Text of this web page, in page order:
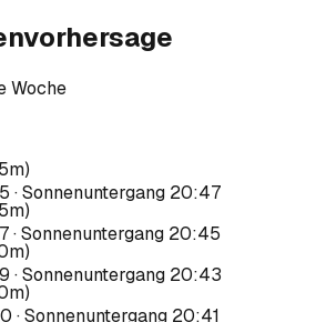
Woche
)
·Sonnenuntergang 20:47
)
·Sonnenuntergang 20:45
)
·Sonnenuntergang 20:43
)
·Sonnenuntergang 20:41